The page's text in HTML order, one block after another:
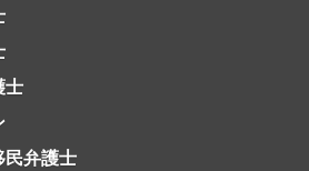
士
民弁護士